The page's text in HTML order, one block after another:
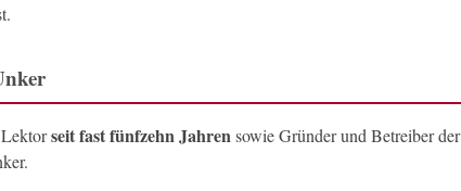
seit fast fünfzehn Jahren sowie Gründer und Betreiber der